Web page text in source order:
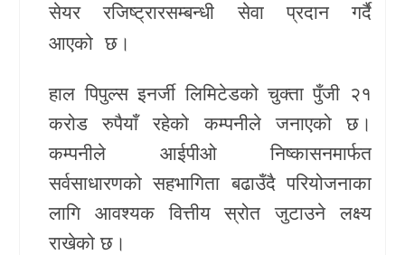
सेयर रजिष्ट्रारसम्बन्धी सेवा प्रदान गर्दै
आएको छ।
हाल पिपुल्स इनर्जी लिमिटेडको चुक्ता पुँजी २१
करोड रुपैयाँ रहेको कम्पनीले जनाएको छ।
कम्पनीले आईपीओ निष्कासनमार्फत
सर्वसाधारणको सहभागिता बढाउँदै परियोजनाका
लागि आवश्यक वित्तीय स्रोत जुटाउने लक्ष्य
राखेको छ।